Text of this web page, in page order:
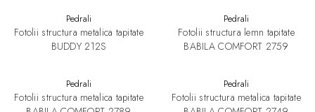
Pedrali
Fotolii structura metalica tapitate
BUDDY 212S
Pedrali
Fotolii structura lemn tapitate
BABILA COMFORT 2759
Pedrali
Fotolii structura metalica tapitate
Pedrali
Fotolii structura metalica tapitate